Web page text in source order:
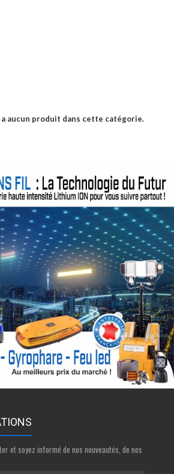
a aucun produit dans cette catégorie.
et soyez informé de nos nouveautés, de nos